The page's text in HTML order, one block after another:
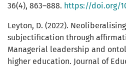
36(4), 863–888. https://doi.org/
Leyton, D. (2022).
subjectification through
Managerial leadership and
higher education. Journal of